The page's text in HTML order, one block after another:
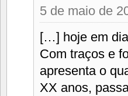
5 de maio de
[…] hoje em
Com traços e
apresenta o
XX anos,